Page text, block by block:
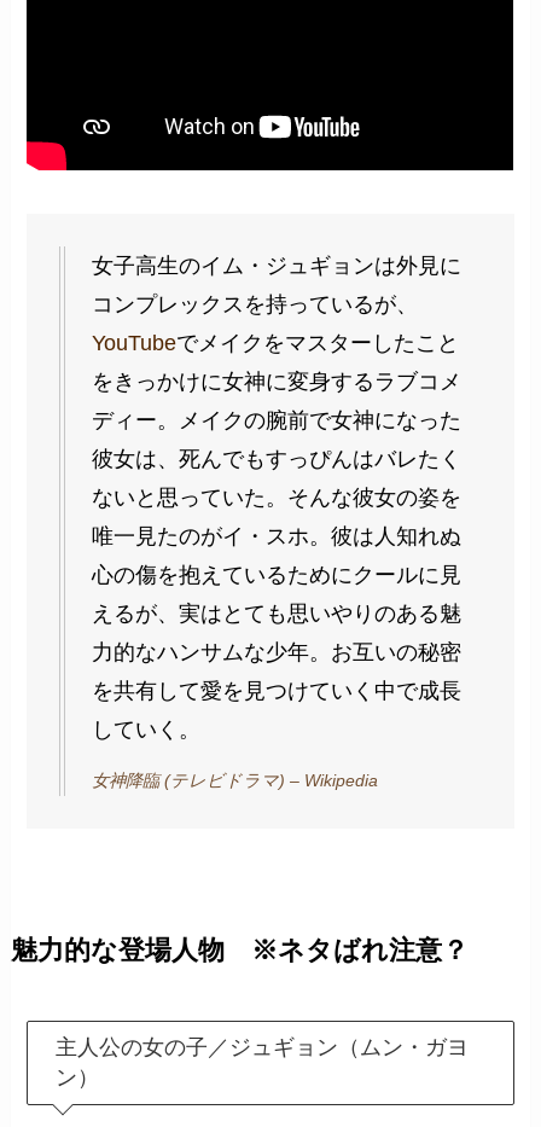
女子高生のイム・ジュギョンは外見に
コンプレックスを持っているが、
YouTubeでメイクをマスターしたこと
をきっかけに女神に変身するラブコメ
ディー。メイクの腕前で女神になった
彼女は、死んでもすっぴんはバレたく
ないと思っていた。そんな彼女の姿を
唯一見たのがイ・スホ。彼は人知れぬ
心の傷を抱えているためにクールに見
えるが、実はとても思いやりのある魅
力的なハンサムな少年。お互いの秘密
を共有して愛を見つけていく中で成長
していく。
女神降臨 (テレビドラマ) – Wikipedia
魅力的な登場人物 ※ネタばれ注意？
主人公の女の子／ジュギョン（ムン・ガヨ
ン）